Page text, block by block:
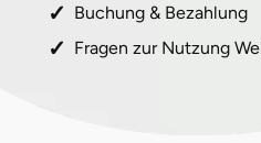
Buchung & Bezahlung
Fragen zur Nutzung